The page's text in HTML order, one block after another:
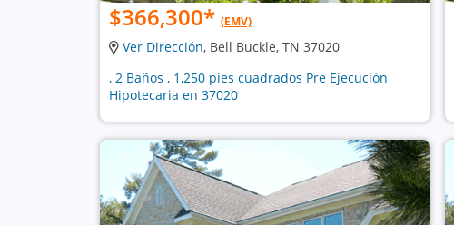
$366,300* (EMV)
Ver Dirección, Bell Buckle, TN 37020
, 2 Baños , 1,250 pies cuadrados Pre Ejecución
Hipotecaria en 37020